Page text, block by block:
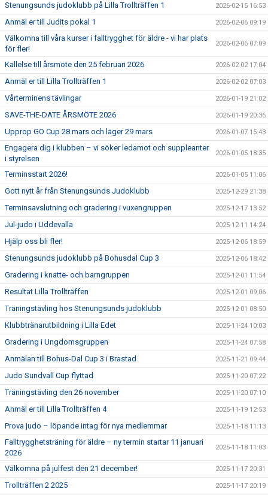
Stenungsunds judoklubb på Lilla Trollträffen 1 2026-02-15 16:53
Anmäl er till Judits pokal 1 2026-02-06 09:19
Välkomna till våra kurser i falltrygghet för äldre - vi har plats
för fler!
2026-02-06 07:09
Kallelse till årsmöte den 25 februari 2026 2026-02-02 17:04
Anmäl er till Lilla Trollträffen 1 2026-02-02 07:03
Vårterminens tävlingar 2026-01-19 21:02
SAVE-THE-DATE ÅRSMÖTE 2026 2026-01-19 20:36
Upprop GO Cup 28 mars och läger 29 mars 2026-01-07 15:43
Engagera dig i klubben – vi söker ledamot och suppleanter
i styrelsen
2026-01-05 18:35
Terminsstart 2026! 2026-01-05 11:06
Gott nytt år från Stenungsunds Judoklubb 2025-12-29 21:38
Terminsavslutning och gradering i vuxengruppen 2025-12-17 13:52
Jul-judo i Uddevalla 2025-12-11 14:24
Hjälp oss bli fler! 2025-12-06 18:59
Stenungsunds judoklubb på Bohusdal Cup 3 2025-12-06 18:42
Gradering i knatte- och barngruppen 2025-12-01 11:54
Resultat Lilla Trollträffen 2025-12-01 09:06
Träningstävling hos Stenungsunds judoklubb 2025-12-01 08:50
Klubbtränarutbildning i Lilla Edet 2025-11-24 10:03
Gradering i Ungdomsgruppen 2025-11-24 07:58
Anmälan till Bohus-Dal Cup 3 i Brastad 2025-11-21 09:44
Judo Sundvall Cup flyttad 2025-11-20 07:22
Träningstävling den 26 november 2025-11-20 07:10
Anmäl er till Lilla Trollträffen 4 2025-11-19 12:53
Prova judo – löpande intag för nya medlemmar 2025-11-18 11:13
Falltrygghetsträning för äldre – ny termin startar 11 januari
2026
2025-11-18 11:03
Välkomna på julfest den 21 december! 2025-11-17 20:31
Trollträffen 2 2025 2025-11-17 20:19